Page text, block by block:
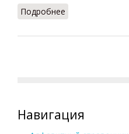
Подробнее
Навигация